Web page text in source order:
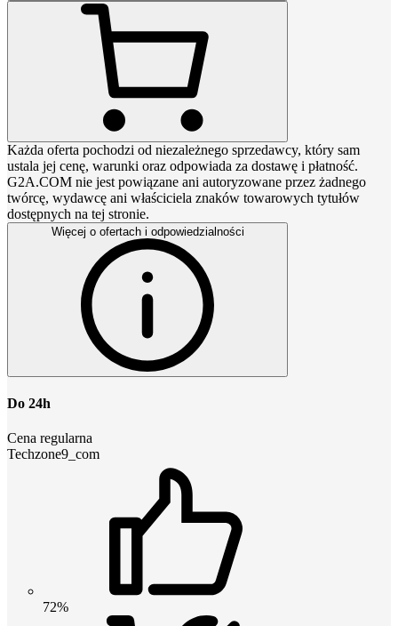
Każda oferta pochodzi od niezależnego sprzedawcy, który sam
ustala jej cenę, warunki oraz odpowiada za dostawę i płatność.
G2A.COM nie jest powiązane ani autoryzowane przez żadnego
twórcę, wydawcę ani właściciela znaków towarowych tytułów
dostępnych na tej stronie.
Więcej o ofertach i odpowiedzialności
Do 24h
Cena regularna
Techzone9_com
72%